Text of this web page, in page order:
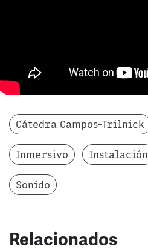
Cátedra Campos-Trilnick
Inmersivo Instalación
Sonido
Relacionados